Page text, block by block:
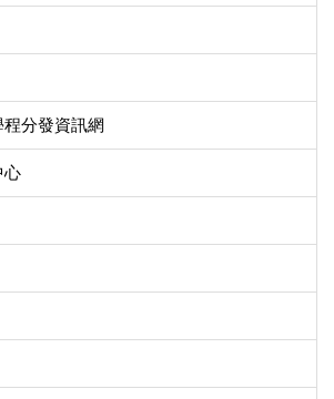
分發資訊網
心